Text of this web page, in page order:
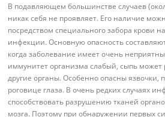
В подавляющем большинстве случаев
никак себя не проявляет. Его наличие
посредством специального забора крови
инфекции. Основную опасность
когда заболевание имеет очень
иммунитет организма слабый, сыпь может
другие органы. Особенно опасны язвочки,
роговице глаза. В очень редких случаях
способствовать разрушению тканей
мозга. Поэтому при обнаружении первых